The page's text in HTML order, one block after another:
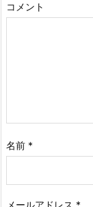
コメント
名前 *